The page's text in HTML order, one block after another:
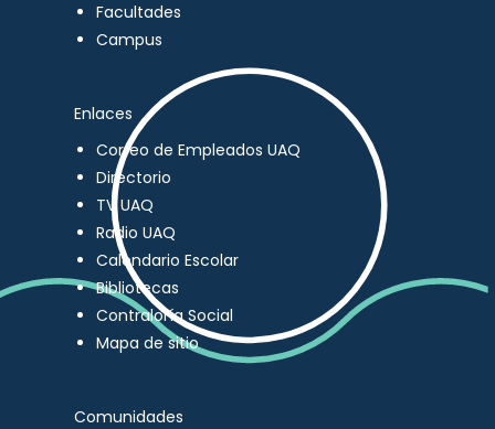
Facultades
Campus
Enlaces
Correo de Empleados UAQ
Directorio
TV UAQ
Radio UAQ
Calendario Escolar
Bibliotecas
Contraloría Social
Mapa de sitio
Comunidades